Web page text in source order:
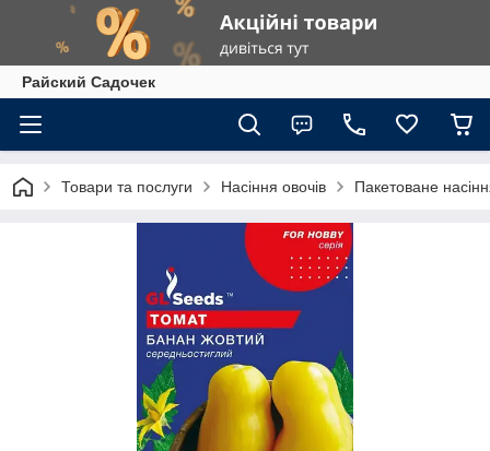
Райский Садочек
Товари та послуги Насіння овочів Пакетоване